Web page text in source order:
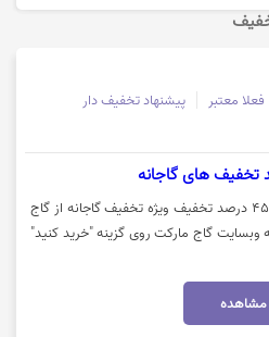
فعلا معتبر پیشنهاد تخفیف دار
برای خرید انواع کتاب می توانید تا 45 درصد تخفیف ویژه تخفیف گاجانه از گاج
وبسایت گاج مارکت روی گزینه "خرید کنید"
مشاهده